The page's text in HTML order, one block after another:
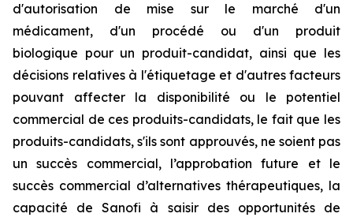
d'autorisation de mise sur le marché d'un
médicament, d'un procédé ou d'un produit
biologique pour un produit-candidat, ainsi que les
décisions relatives à l'étiquetage et d'autres facteurs
pouvant affecter la disponibilité ou le potentiel
commercial de ces produits-candidats, le fait que les
produits-candidats, s'ils sont approuvés, ne soient pas
un succès commercial, l’approbation future et le
succès commercial d’alternatives thérapeutiques, la
capacité de Sanofi à saisir des opportunités de